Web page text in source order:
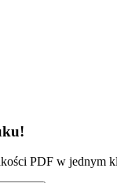
PDF w jednym